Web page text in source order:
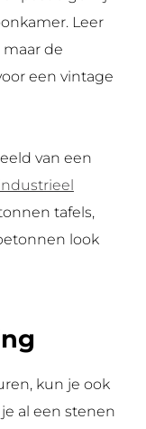
Leer
de
een vintage
van een
tafels,
look
kun je ook
al een stenen